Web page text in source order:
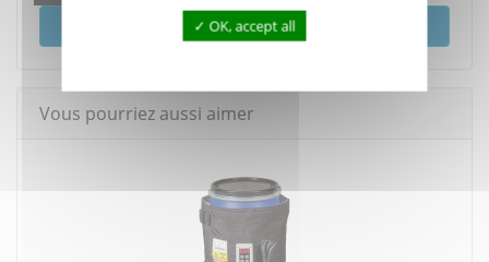
Envoyer
Vous pourriez aussi aimer
OK, accept all